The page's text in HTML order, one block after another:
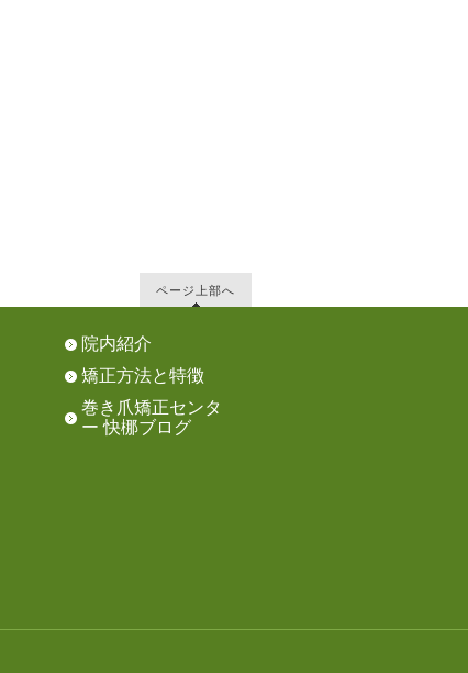
ページ上部へ
院内紹介
矯正方法と特徴
巻き爪矯正センタ
ー 快梛ブログ